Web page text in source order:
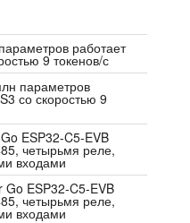
работает
9 токенов/с
параметров
со скоростью 9
ESP32-C5-EVB
четырьмя реле,
входами
Go ESP32-C5-EVB
четырьмя реле,
входами